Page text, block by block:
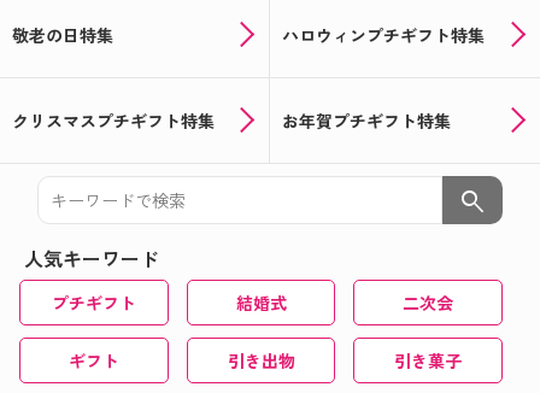
敬老の日特集 ハロウィンプチギフト特集
クリスマスプチギフト特集 お年賀プチギフト特集
search
人気キーワード
プチギフト 結婚式 二次会
ギフト 引き出物 引き菓子